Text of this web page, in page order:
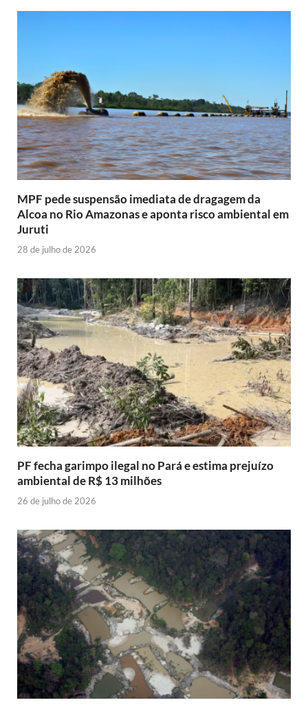
MPF pede suspensão imediata de dragagem da
Alcoa no Rio Amazonas e aponta risco ambiental em
Juruti
28 de julho de 2026
PF fecha garimpo ilegal no Pará e estima prejuízo
ambiental de R$ 13 milhões
26 de julho de 2026